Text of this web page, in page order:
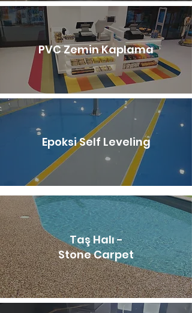
PVC Zemin Kaplama
Epoksi Self Leveling
Taş Halı -
Stone Carpet